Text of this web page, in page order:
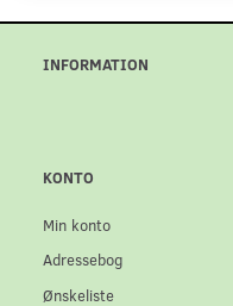
INFORMATION
KONTO
Min konto
Adressebog
Ønskeliste